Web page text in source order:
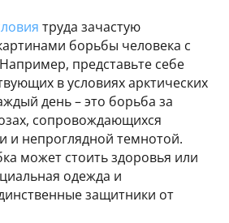
труда зачастую
борьбы человека с
представьте себе
в условиях арктических
день – это борьба за
сопровождающихся
и непроглядной темнотой.
может стоить здоровья или
одежда и
защитники от